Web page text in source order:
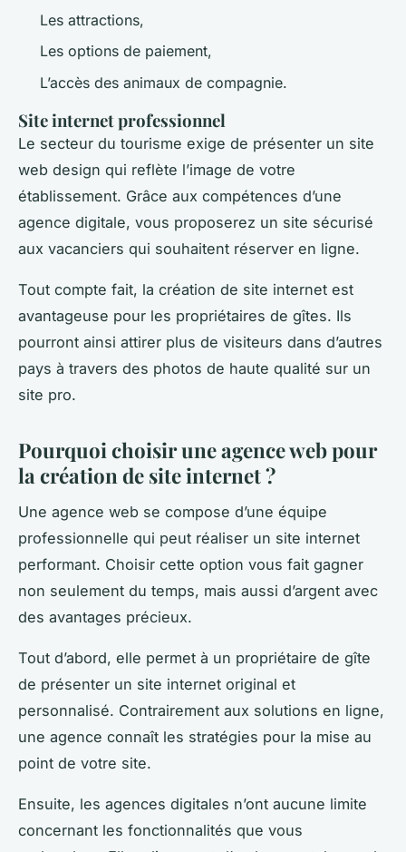
Les attractions,
Les options de paiement,
L’accès des animaux de compagnie.
Site internet professionnel
Le secteur du tourisme exige de présenter un site
web design qui reflète l’image de votre
établissement. Grâce aux compétences d’une
agence digitale, vous proposerez un site sécurisé
aux vacanciers qui souhaitent réserver en ligne.
Tout compte fait, la création de site internet est
avantageuse pour les propriétaires de gîtes. Ils
pourront ainsi attirer plus de visiteurs dans d’autres
pays à travers des photos de haute qualité sur un
site pro.
Pourquoi choisir une agence web pour
la création de site internet ?
Une agence web se compose d’une équipe
professionnelle qui peut réaliser un site internet
performant. Choisir cette option vous fait gagner
non seulement du temps, mais aussi d’argent avec
des avantages précieux.
Tout d’abord, elle permet à un propriétaire de gîte
de présenter un site internet original et
personnalisé. Contrairement aux solutions en ligne,
une agence connaît les stratégies pour la mise au
point de votre site.
Ensuite, les agences digitales n’ont aucune limite
concernant les fonctionnalités que vous